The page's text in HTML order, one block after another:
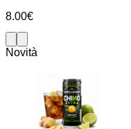
8.00€
Novità